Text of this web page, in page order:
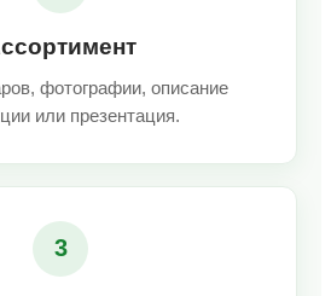
фотографии, описание
или презентация.
3